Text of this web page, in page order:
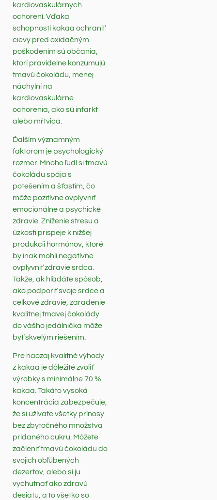
kardiovaskulárnych
ochorení. Vďaka
schopnosti kakaa ochraniť
cievy pred oxidačným
poškodením sú občania,
ktorí pravidelne konzumujú
tmavú čokoládu, menej
náchylní na
kardiovaskulárne
ochorenia, ako sú infarkt
alebo mŕtvica.
Ďalším významným
faktorom je psychologický
rozmer. Mnoho ľudí si tmavú
čokoládu spája s
potešením a šťastím, čo
môže pozitívne ovplyvniť
emocionálne a psychické
zdravie. Zníženie stresu a
úzkosti prispeje k nižšej
produkcii hormónov, ktoré
by inak mohli negatívne
ovplyvniť zdravie srdca.
Takže, ak hľadáte spôsob,
ako podporiť svoje srdce a
celkové zdravie, zaradenie
kvalitnej tmavej čokolády
do vášho jedálnička môže
byť skvelým riešením.
Pre naozaj kvalitné výhody
z kakaa je dôležité zvoliť
výrobky s minimálne 70 %
kakaa. Takáto vysoká
koncentrácia zabezpečuje,
že si užívate všetky prínosy
bez zbytočného množstva
pridaného cukru. Môžete
začleniť tmavú čokoládu do
svojich obľúbených
dezertov, alebo si ju
vychutnať ako zdravú
desiatu, a to všetko so